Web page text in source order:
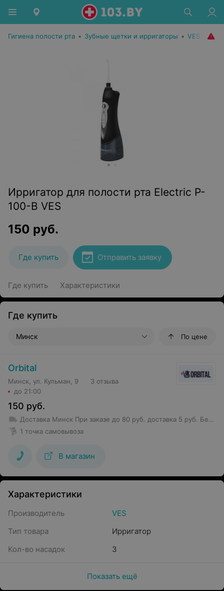
Гигиена полости рта • Зубные щетки и ирригаторы • VES
Ирригатор для полости рта Electric P-
100-B VES
150 руб.
Где купить Отправить заявку
Где купить Характеристики
Где купить
Минск По цене
Orbital
Минск, ул. Кульман, 9
до 21:00
3 отзыва
150 руб.
Доставка Минск При заказе до 80 руб. доставка 5 руб. Бесплатная доставка от 80 руб.
1 точка самовывоза
В магазин
Характеристики
Производитель
VES
Тип товара
Ирригатор
Кол-во насадок
3
Показать ещё